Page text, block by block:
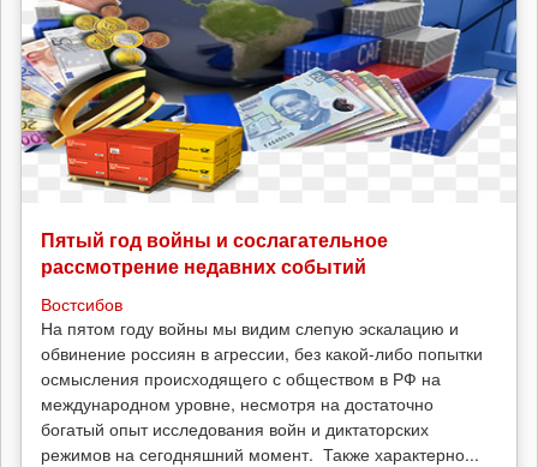
Пятый год войны и сослагательное
рассмотрение недавних событий
Востсибов
На пятом году войны мы видим слепую эскалацию и
обвинение россиян в агрессии, без какой-либо попытки
осмысления происходящего с обществом в РФ на
международном уровне, несмотря на достаточно
богатый опыт исследования войн и диктаторских
режимов на сегодняшний момент. Также характерно...